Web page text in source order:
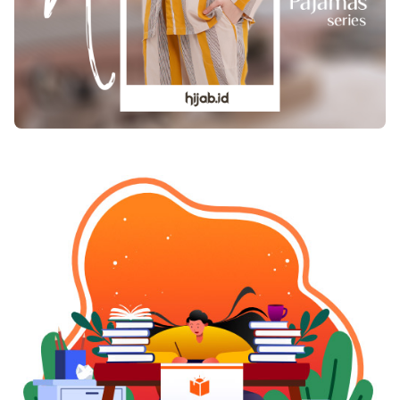
sambil merokok dan minum kopi. Alasannya untuk
memudahkan otak bekerja. Padahal, itu malah akan
berdampak nyata pada kesehatan paru-paru dan
organ lain di dalam tubuh. Baca juga :Â Lensa
Kontak, Amankah?Â Berikut ini beberapa tips agar
Anda bisa tetap sehat walau sering duduk berlama-
pemandangan hijau seperti pepohonan untuk
menyegarkan mata. Lakukan selama 15 menit.
Selama 15 menit itu, gerakkan badan, terutama yang
tidak mengalami pergerakan selama duduk di depan
komputer. Itu akan meregangkan dan merelaksasi
waktu istirahat untuk makan dan menggerakkan
badan. Selama bekerja, selalu sediakan air putih
dan rajinlah minum. Itu akan mengakibatkan
frekuensi buang air kecil meningkat, tapi jangan